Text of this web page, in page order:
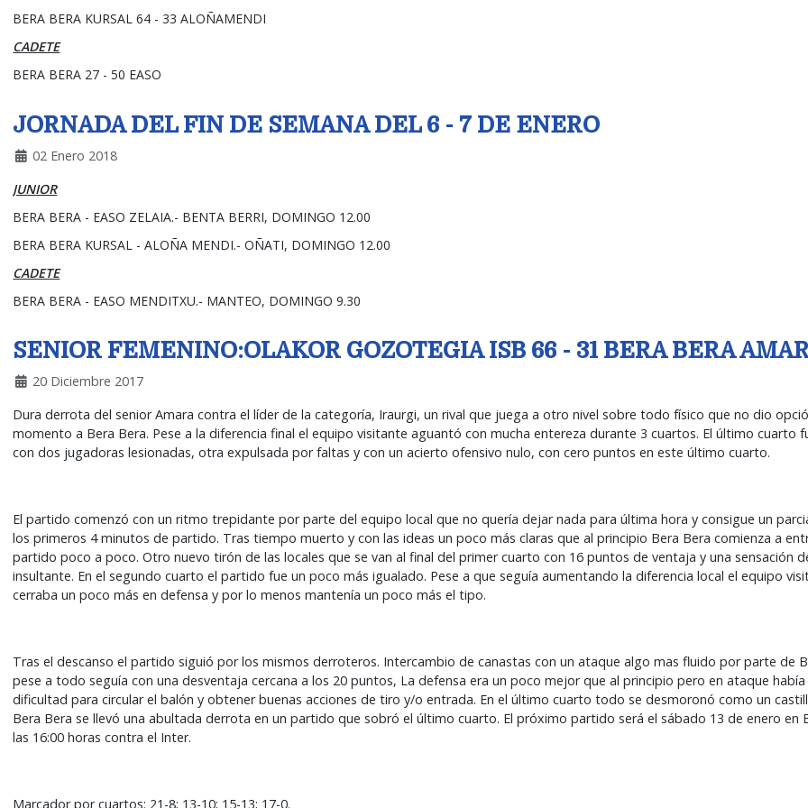
BERA BERA KURSAL 64 - 33 ALOÑAMENDI
CADETE
BERA BERA 27 - 50 EASO
JORNADA DEL FIN DE SEMANA DEL 6 - 7 DE ENERO
02 Enero 2018
JUNIOR
BERA BERA - EASO ZELAIA.- BENTA BERRI, DOMINGO 12.00
BERA BERA KURSAL - ALOÑA MENDI.- OÑATI, DOMINGO 12.00
CADETE
BERA BERA - EASO MENDITXU.- MANTEO, DOMINGO 9.30
SENIOR FEMENINO:OLAKOR GOZOTEGIA ISB 66 - 31 BERA BERA
20 Diciembre 2017
Dura derrota del senior Amara contra el líder de la categoría, Iraurgi, un rival que juega a otro nivel sobre todo físico que no dio
momento a Bera Bera. Pese a la diferencia final el equipo visitante aguantó con mucha entereza durante 3 cuartos. El último cuarto
con dos jugadoras lesionadas, otra expulsada por faltas y con un acierto ofensivo nulo, con cero puntos en este último cuarto.
El partido comenzó con un ritmo trepidante por parte del equipo local que no quería dejar nada para última hora y consigue un
los primeros 4 minutos de partido. Tras tiempo muerto y con las ideas un poco más claras que al principio Bera Bera comienza a
partido poco a poco. Otro nuevo tirón de las locales que se van al final del primer cuarto con 16 puntos de ventaja y una sensación
insultante. En el segundo cuarto el partido fue un poco más igualado. Pese a que seguía aumentando la diferencia local el equipo
cerraba un poco más en defensa y por lo menos mantenía un poco más el tipo.
Tras el descanso el partido siguió por los mismos derroteros. Intercambio de canastas con un ataque algo mas fluido por parte de
pese a todo seguía con una desventaja cercana a los 20 puntos, La defensa era un poco mejor que al principio pero en ataque
dificultad para circular el balón y obtener buenas acciones de tiro y/o entrada. En el último cuarto todo se desmoronó como un
Bera Bera se llevó una abultada derrota en un partido que sobró el último cuarto. El próximo partido será el sábado 13 de enero en
las 16:00 horas contra el Inter.
Marcador por cuartos: 21-8; 13-10; 15-13; 17-0.